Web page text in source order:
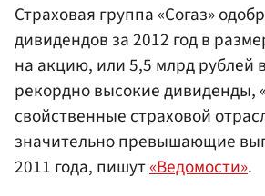
Страховая группа «Согаз»
дивидендов за 2012 год в
на акцию, или 5,5 млрд рублей
рекордно высокие дивиденды,
свойственные страховой
значительно превышающие
2011 года, пишут«Ведомости».